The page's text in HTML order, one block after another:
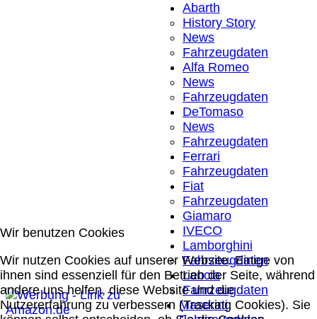
Abarth
History Story
News
Fahrzeugdaten
Alfa Romeo
News
Fahrzeugdaten
DeTomaso
News
Fahrzeugdaten
Ferrari
Fahrzeugdaten
Fiat
Fahrzeugdaten
Giamaro
IVECO
Lamborghini
Fahrzeugdaten
Lancia
Fahrzeugdaten
Maserati
Wir benutzen Cookies
Wir nutzen Cookies auf unserer Website. Einige von
ihnen sind essenziell für den Betrieb der Seite, während
andere uns helfen, diese Website und die
Nutzererfahrung zu verbessern (Tracking Cookies). Sie